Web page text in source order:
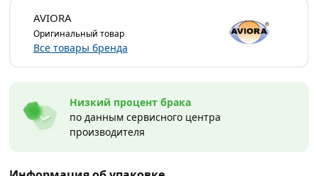
воды и загрязнений. Широко применяются в
строительных работах и уборке.
Условия доставки и цены на товар Перчатки
области.
AVIORA
Оригинальный товар
Все товары бренда
Низкий процент брака
по данным сервисного центра
производителя